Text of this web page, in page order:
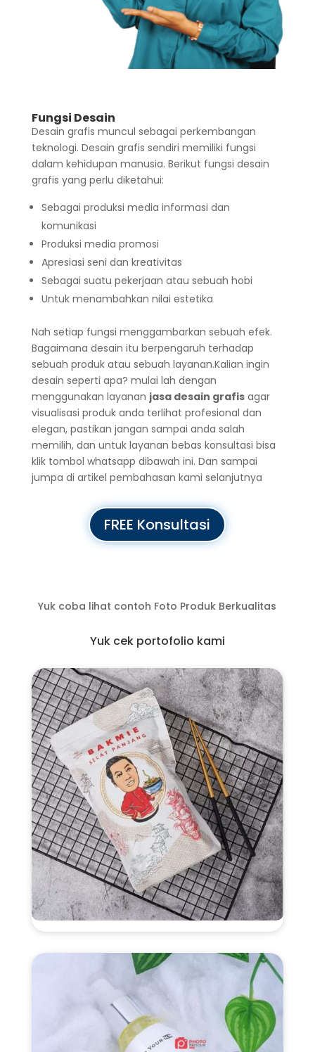
Fungsi Desain
Desain grafis muncul sebagai perkembangan
teknologi. Desain grafis sendiri memiliki fungsi
dalam kehidupan manusia. Berikut fungsi desain
grafis yang perlu diketahui:
Sebagai produksi media informasi dan
komunikasi
Produksi media promosi
Apresiasi seni dan kreativitas
Sebagai suatu pekerjaan atau sebuah hobi
Untuk menambahkan nilai estetika
Nah setiap fungsi menggambarkan sebuah efek.
Bagaimana desain itu berpengaruh terhadap
sebuah produk atau sebuah layanan.Kalian ingin
desain seperti apa? mulai lah dengan
menggunakan layanan jasa desain grafisagar
visualisasi produk anda terlihat profesional dan
elegan, pastikan jangan sampai anda salah
memilih, dan untuk layanan bebas konsultasi bisa
klik tombol whatsapp dibawah ini. Dan sampai
jumpa di artikel pembahasan kami selanjutnya
FREE Konsultasi
Yuk coba lihat contoh Foto Produk Berkualitas
Yuk cek portofolio kami